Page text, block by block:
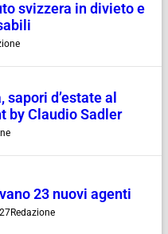
svizzera in divieto e
sapori d’estate al
by Claudio Sadler
23 nuovi agenti
Redazione